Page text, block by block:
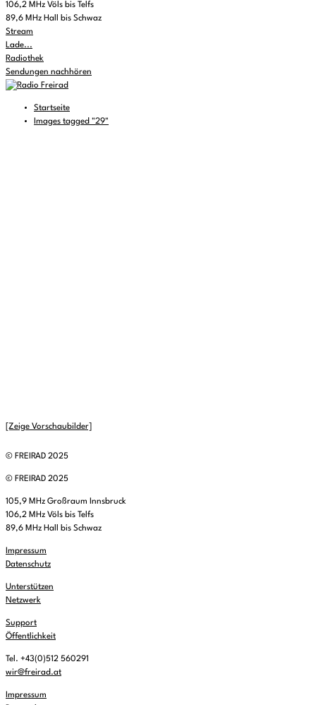
106,2 MHz Völs bis Telfs
89,6 MHz Hall bis Schwaz
Stream
Lade...
Radiothek
Sendungen nachhören
Startseite
Images tagged "29"
[Zeige Vorschaubilder]
© FREIRAD 2025
© FREIRAD 2025
105,9 MHz Großraum Innsbruck
106,2 MHz Völs bis Telfs
89,6 MHz Hall bis Schwaz
Impressum
Datenschutz
Unterstützen
Netzwerk
Support
Öffentlichkeit
Tel. +43(0)512 560291
wir@freirad.at
Impressum